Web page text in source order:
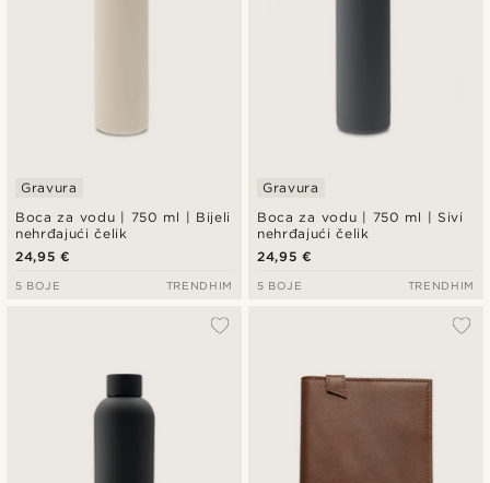
Boca za vodu | 750 ml | Bijeli
nehrđajući čelik
Gravura
24,95 €
5 BOJE TRENDHIM
Boca za vodu | 750 ml | Sivi
nehrđajući čelik
Gravura
24,95 €
5 BOJE TRENDHIM